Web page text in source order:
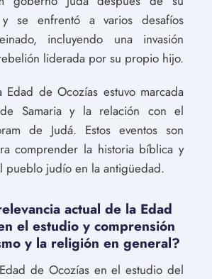
y se enfrentó a varios desafíos
incluyendo una invasión
liderada por su propio hijo.
Edad de Ocozías estuvo marcada
Samaria y la relación con el
de Judá. Estos eventos son
comprender la historia bíblica y
pueblo judío en la antigüedad.
actual de la Edad
el estudio y comprensión
y la religión en general?
de Ocozías en el estudio del